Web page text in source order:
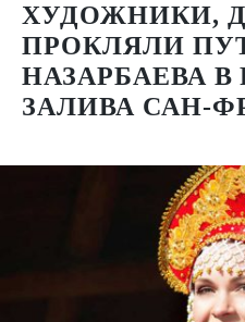
ХУДОЖНИКИ,
ПРОКЛЯЛИ
НАЗАРБАЕВА В
ЗАЛИВА САН-